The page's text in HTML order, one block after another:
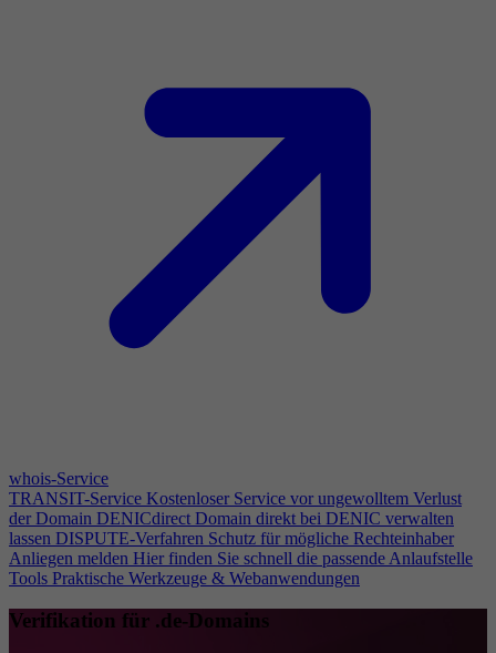
whois-Service
TRANSIT-Service Kostenloser Service vor ungewolltem Verlust
der Domain DENICdirect Domain direkt bei DENIC verwalten
lassen DISPUTE-Verfahren Schutz für mögliche Rechteinhaber
Anliegen melden Hier finden Sie schnell die passende Anlaufstelle
Tools Praktische Werkzeuge & Webanwendungen
Verifikation für .de-Domains